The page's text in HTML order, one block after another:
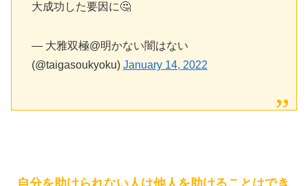
大成功した要因に🤔
— 大雅双極@明かない闇はない
(@taigasoukyoku) January 14, 2022
自分を助けられない人は他人を助けることはでき